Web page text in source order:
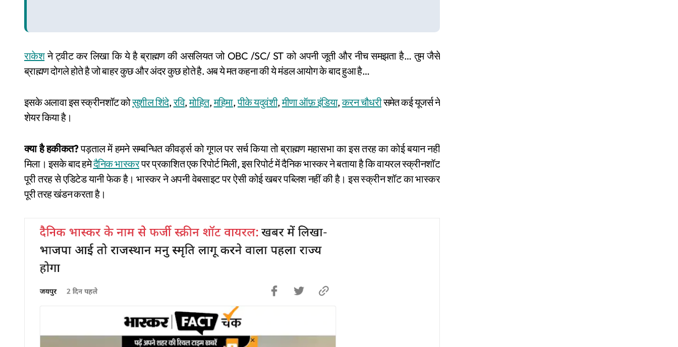
राकेशने ट्वीट कर लिखा कि ये है ब्राह्मण की असलियत जो OBC /SC/ ST को अपनी जूती और नीच समझता है… तुम जैसे
ब्राह्मण दोगले होते है जो बाहर कुछ और अंदर कुछ होते है. अब ये मत कहना की ये मंडल आयोग के बाद हुआ है…
इसके अलावा इस स्क्रीनशॉट कोसुशील शिंदे,रवि,मोहित,महिमा,पीके यदुवंशी,मीणा ऑफ़ इंडिया,करन चौधरीसमेत कई यूजर्स ने
शेयर किया है।
क्या है हकीकत?पड़ताल में हमने सम्बन्धित कीवर्ड्स को गूगल पर सर्च किया तो ब्राह्मण महासभा का इस तरह का कोई बयान नहीं
मिला। इसके बाद हमेदैनिक भास्करपर प्रकाशित एक रिपोर्ट मिली, इस रिपोर्ट में दैनिक भास्कर ने बताया है कि वायरल स्क्रीनशॉट
पूरी तरह से एडिटेड यानी फेक है। भास्कर ने अपनी वेबसाइट पर ऐसी कोई खबर पब्लिश नहीं की है। इस स्क्रीन शॉट का भास्कर
पूरी तरह खंडन करता है।